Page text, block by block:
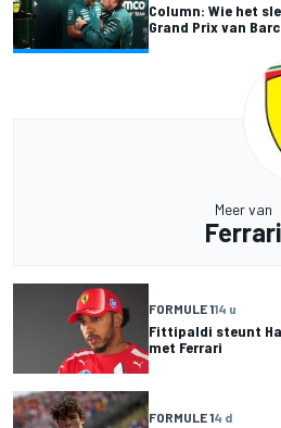
Column: Wie het
Grand Prix van
Meer van
Ferrari
FORMULE 114 u
Fittipaldi steunt
met Ferrari
FORMULE 14 d